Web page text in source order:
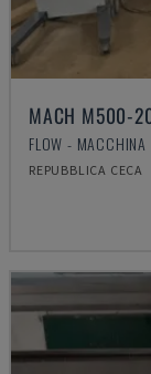
MACH M500-
FLOW - MACCHINA
REPUBBLICA CECA